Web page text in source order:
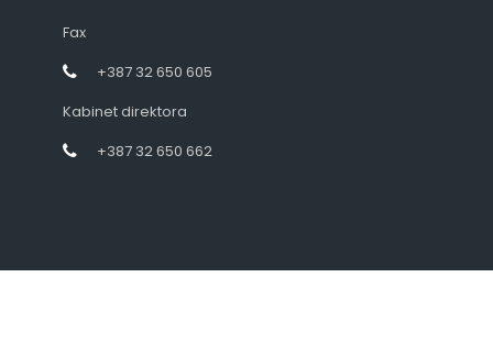
Fax
+387 32 650 605
Kabinet direktora
+387 32 650 662